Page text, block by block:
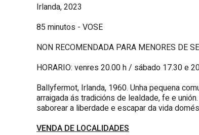
Irlanda, 2023
85 minutos - VOSE
NON RECOMENDADA PARA MENORES DE
HORARIO: venres 20.00 h / sábado 17.30 e
Ballyfermot, Irlanda, 1960. Unha pequena
arraigada ás tradicións de lealdade, fe e
saborear a liberdade e escapar da vida
VENDA DE LOCALIDADES